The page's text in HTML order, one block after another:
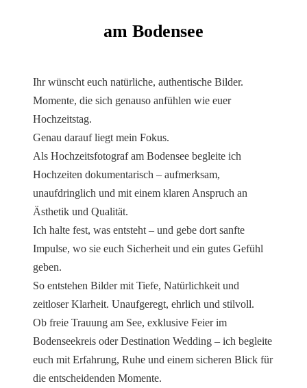
am Bodensee
Ihr wünscht euch natürliche, authentische Bilder.
Momente, die sich genauso anfühlen wie euer
Hochzeitstag.
Genau darauf liegt mein Fokus.
Als Hochzeitsfotograf am Bodensee begleite ich
Hochzeiten dokumentarisch – aufmerksam,
unaufdringlich und mit einem klaren Anspruch an
Ästhetik und Qualität.
Ich halte fest, was entsteht – und gebe dort sanfte
Impulse, wo sie euch Sicherheit und ein gutes Gefühl
geben.
So entstehen Bilder mit Tiefe, Natürlichkeit und
zeitloser Klarheit. Unaufgeregt, ehrlich und stilvoll.
Ob freie Trauung am See, exklusive Feier im
Bodenseekreis oder Destination Wedding – ich begleite
euch mit Erfahrung, Ruhe und einem sicheren Blick für
die entscheidenden Momente.